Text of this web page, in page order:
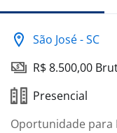
São José - SC
R$ 8.500,00
Presencial
Oportunidade para